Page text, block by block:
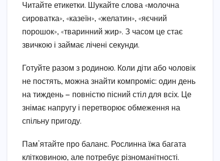
Читайте етикетки. Шукайте слова «молочна
сироватка», «казеїн», «желатин», «яєчний
порошок», «тваринний жир». З часом це стає
звичкою і займає лічені секунди.
Готуйте разом з родиною. Коли діти або чоловік
не постять, можна знайти компроміс: один день
на тиждень — повністю пісний стіл для всіх. Це
знімає напругу і перетворює обмеження на
спільну пригоду.
Пам’ятайте про баланс. Рослинна їжа багата
клітковиною, але потребує різноманітності.